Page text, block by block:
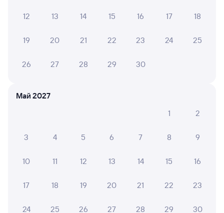
Фирменный
Проходящий
9
из Адлера
01:51 07:43
5 ч 52 м в пути
Маршрут
Купе
Выберите дату
12 13 14 15 16 17 18
19 20 21 22 23 24 25
26 27 28 29 30
Май 2027
1
2
3 4 5 6 7 8 9
10 11 12 13 14 15 16
17 18 19 20 21 22 23
24 25 26 27 28 29 30